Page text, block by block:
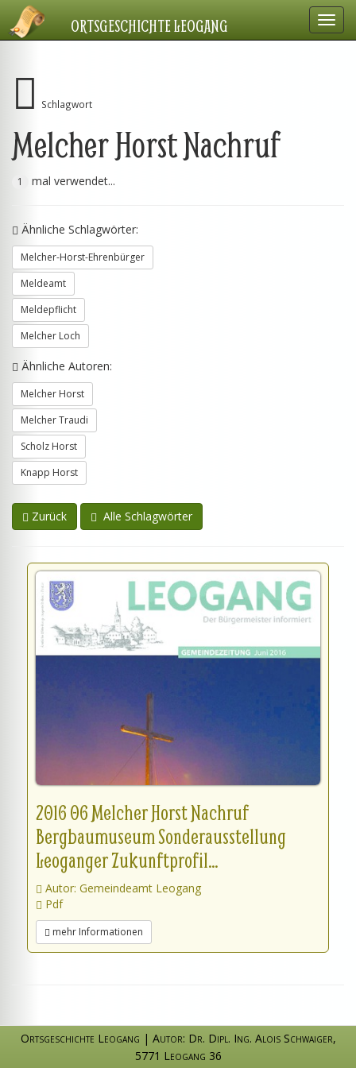
ORTSGESCHICHTE LEOGANG
Schlagwort
Melcher Horst Nachruf
1 mal verwendet...
Ähnliche Schlagwörter:
Melcher-Horst-Ehrenbürger
Meldeamt
Meldepflicht
Melcher Loch
Ähnliche Autoren:
Melcher Horst
Melcher Traudi
Scholz Horst
Knapp Horst
Zurück Alle Schlagwörter
2016 06 Melcher Horst Nachruf
Bergbaumuseum Sonderausstellung
Leoganger Zukunftprofil...
Autor: Gemeindeamt Leogang
Pdf
mehr Informationen
Ortsgeschichte Leogang | Autor: Dr. Dipl. Ing. Alois Schwaiger,
5771 Leogang 36